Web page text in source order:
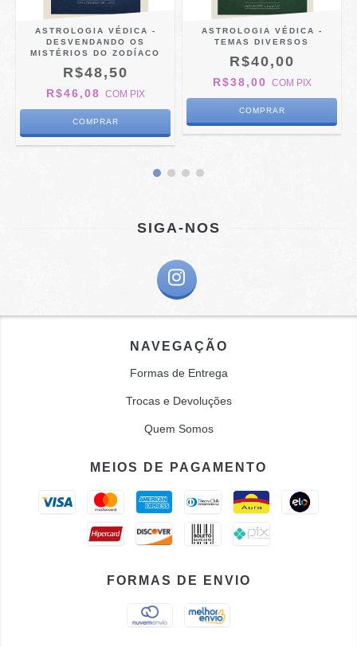
ASTROLOGIA VÉDICA -
DESVENDANDO OS
MISTÉRIOS DO ZODÍACO
R$48,50
R$46,08 COM PIX
ASTROLOGIA VÉDICA -
TEMAS DIVERSOS
R$40,00
R$38,00 COM PIX
SIGA-NOS
NAVEGAÇÃO
Formas de Entrega
Trocas e Devoluções
Quem Somos
MEIOS DE PAGAMENTO
FORMAS DE ENVIO